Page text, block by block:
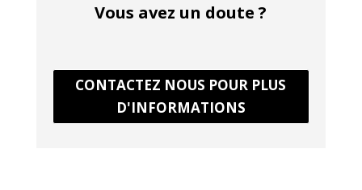
Vous avez un doute ?
CONTACTEZ NOUS POUR PLUS
D'INFORMATIONS